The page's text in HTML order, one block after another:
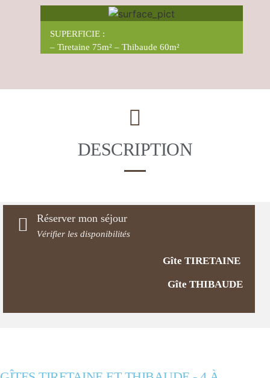
SUPERFICIE :
– Tiretaine 75m² – Thibaude 60m²
DESCRIPTION
Réserver mon séjour
Vérifier les disponibilités
Gîte TIRETAINE
Gîte THIBAUDE